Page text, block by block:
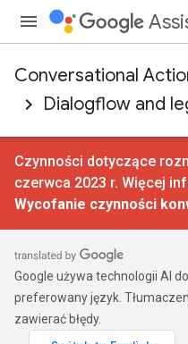
Conversational
Dialogflow and
Czynności dotyczące
czerwca 2023 r. Więcej
Wycofanie czynności
Google używa technologii AI
preferowany język.
zawierać błędy.